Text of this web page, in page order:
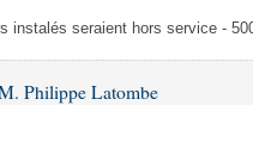
instalés seraient hors service -
Philippe Latombe